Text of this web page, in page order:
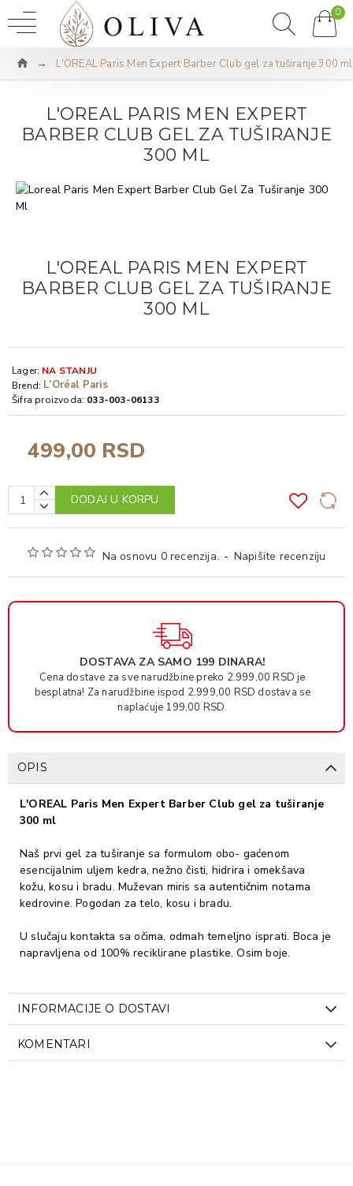
0
L'OREAL Paris Men Expert Barber Club gel za tuširanje 300 ml
L'OREAL PARIS MEN EXPERT
BARBER CLUB GEL ZA TUŠIRANJE
300 ML
L'OREAL PARIS MEN EXPERT
BARBER CLUB GEL ZA TUŠIRANJE
300 ML
Na osnovu 0 recenzija. - Napišite recenziju
499,00 RSD
Lager: NA STANJU
Brend: L’Oréal Paris
Šifra proizvoda: 033-003-06133
DODAJ U KORPU
DOSTAVA ZA SAMO 199 DINARA!
Cena dostave za sve narudžbine preko 2.999,00 RSD je
besplatna! Za narudžbine ispod 2.999,00 RSD dostava se
naplaćuje 199,00 RSD.
OPIS
L'OREAL Paris Men Expert Barber Club gel za tuširanje
300 ml
Naš prvi gel za tuširanje sa formulom obo- gaćenom
esencijalnim uljem kedra, nežno čisti, hidrira i omekšava
kožu, kosu i bradu. Muževan miris sa autentičnim notama
kedrovine. Pogodan za telo, kosu i bradu.
U slučaju kontakta sa očima, odmah temeljno isprati. Boca je
napravljena od 100% reciklirane plastike. Osim boje.
INFORMACIJE O DOSTAVI
KOMENTARI